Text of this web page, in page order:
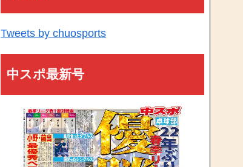
Tweets by chuosports
中スポ最新号